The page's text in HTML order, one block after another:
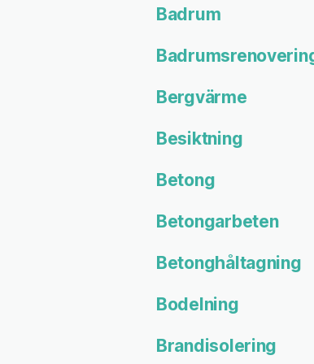
Badrum
Bergvärme
Besiktning
Betong
Betongarbeten
Betonghåltagning
Bodelning
Brandisolering